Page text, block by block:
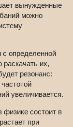
вынужденные
можно
с определенной
их,
резонанс:
увеличивается.
физике состоит в
при